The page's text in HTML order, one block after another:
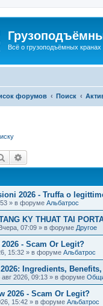
Всё о грузоподъёмных кранах
форумов Поиск
Поиск
2026 - Truffa o
» в форуме Альбатрос
KY THUAT TAI
07:09 » в форуме Другое
- Scam Or Legit?
15:32 » в форуме Альбатрос
Ingredients,
авг 2026, 09:13 » в форуме
2026 - Scam Or Legit?
15:42 » в форуме Альбатрос